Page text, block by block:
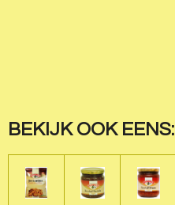
BEKIJK OOK EENS: